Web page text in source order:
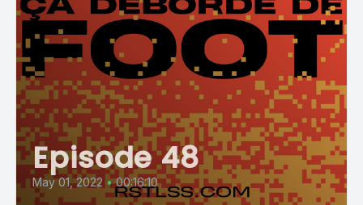
Episode 48
May 01, 2022 • 00:16:10